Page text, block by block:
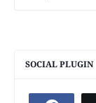
SOCIAL PLUGIN